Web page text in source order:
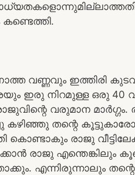
വണ്ണവും ഇത്തിരി
ഇരു നിറമുള്ള ഒരു
വരുമാന
തന്റെ
രാജു
രാജു എന്തെങ്കിലും
എന്നിരുന്നാലും